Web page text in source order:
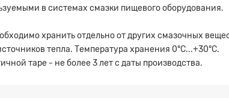
в системах смазки пищевого оборудования.
хранить отдельно от других смазочных
тепла. Температура хранения 0°С...+30°С.
таре - не более 3 лет с даты производства.